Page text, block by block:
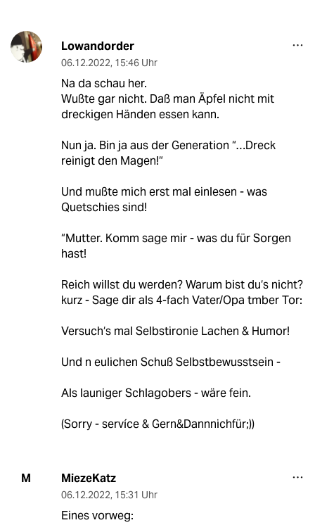
Lowandorder
06.12.2022, 15:46 Uhr
Na da schau her.
Wußte gar nicht. Daß man Äpfel nicht mit
dreckigen Händen essen kann.
Nun ja. Bin ja aus der Generation “…Dreck
reinigt den Magen!“
Und mußte mich erst mal einlesen - was
Quetschies sind!
“Mutter. Komm sage mir - was du für Sorgen
hast!
Reich willst du werden? Warum bist du‘s nicht?
kurz - Sage dir als 4-fach Vater/Opa tmber Tor:
Versuch‘s mal Selbstironie Lachen & Humor!
Und n eulichen Schuß Selbstbewusstsein -
Als launiger Schlagobers - wäre fein.
(Sorry - servíce & Gern&Dannnichfür;))
M MiezeKatz
06.12.2022, 15:31 Uhr
Eines vorweg: